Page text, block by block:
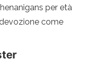
per età
come